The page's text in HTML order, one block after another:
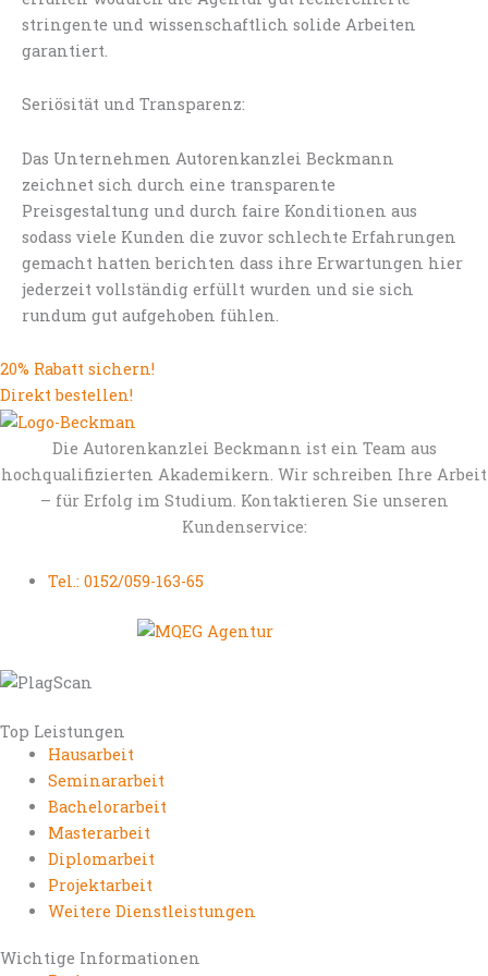
stringente und wissenschaftlich solide Arbeiten
garantiert.
Seriösität und Transparenz:
Das Unternehmen Autorenkanzlei Beckmann
zeichnet sich durch eine transparente
Preisgestaltung und durch faire Konditionen aus
sodass viele Kunden die zuvor schlechte Erfahrungen
gemacht hatten berichten dass ihre Erwartungen hier
jederzeit vollständig erfüllt wurden und sie sich
rundum gut aufgehoben fühlen.
20% Rabatt sichern!
Direkt bestellen!
Die Autorenkanzlei Beckmann ist ein Team aus
hochqualifizierten Akademikern. Wir schreiben Ihre Arbeit
– für Erfolg im Studium. Kontaktieren Sie unseren
Kundenservice:
Tel.: 0152/059-163-65
Top Leistungen
Hausarbeit
Seminararbeit
Bachelorarbeit
Masterarbeit
Diplomarbeit
Projektarbeit
Weitere Dienstleistungen
Wichtige Informationen